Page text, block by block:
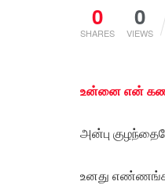
0
SHARES
0
VIEWS
உன்னை என்
அன்பு
உனது